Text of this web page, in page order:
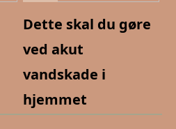
Dette skal du gøre
ved akut
vandskade i
hjemmet